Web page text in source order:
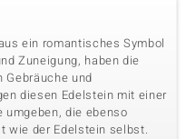
ein romantisches Symbol
Zuneigung, haben die
Gebräuche und
diesen Edelstein mit einer
umgeben, die ebenso
wie der Edelstein selbst.